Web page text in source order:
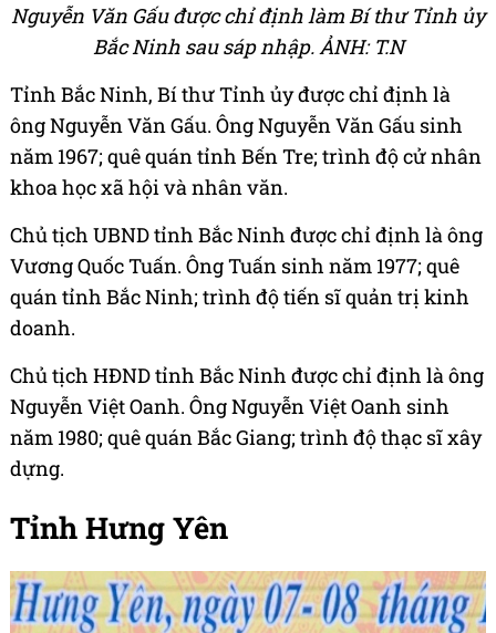
Nguyễn Văn Gấu được chỉ định làm Bí thư Tỉnh ủy
Bắc Ninh sau sáp nhập. ẢNH: T.N
Tỉnh Bắc Ninh, Bí thư Tỉnh ủy được chỉ định là
ông Nguyễn Văn Gấu. Ông Nguyễn Văn Gấu sinh
năm 1967; quê quán tỉnh Bến Tre; trình độ cử nhân
khoa học xã hội và nhân văn.
Chủ tịch UBND tỉnh Bắc Ninh được chỉ định là ông
Vương Quốc Tuấn. Ông Tuấn sinh năm 1977; quê
quán tỉnh Bắc Ninh; trình độ tiến sĩ quản trị kinh
doanh.
Chủ tịch HĐND tỉnh Bắc Ninh được chỉ định là ông
Nguyễn Việt Oanh. Ông Nguyễn Việt Oanh sinh
năm 1980; quê quán Bắc Giang; trình độ thạc sĩ xây
dựng.
Tỉnh Hưng Yên